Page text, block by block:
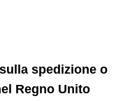
spedizione o
Regno Unito